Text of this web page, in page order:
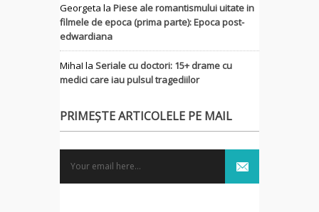
Georgeta la Piese ale romantismului uitate in
filmele de epoca (prima parte): Epoca post-
edwardiana
MihaI la Seriale cu doctori: 15+ drame cu
medici care iau pulsul tragediilor
PRIMEȘTE ARTICOLELE PE MAIL